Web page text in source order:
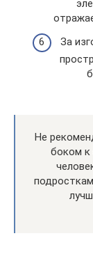
За
Не
боком к